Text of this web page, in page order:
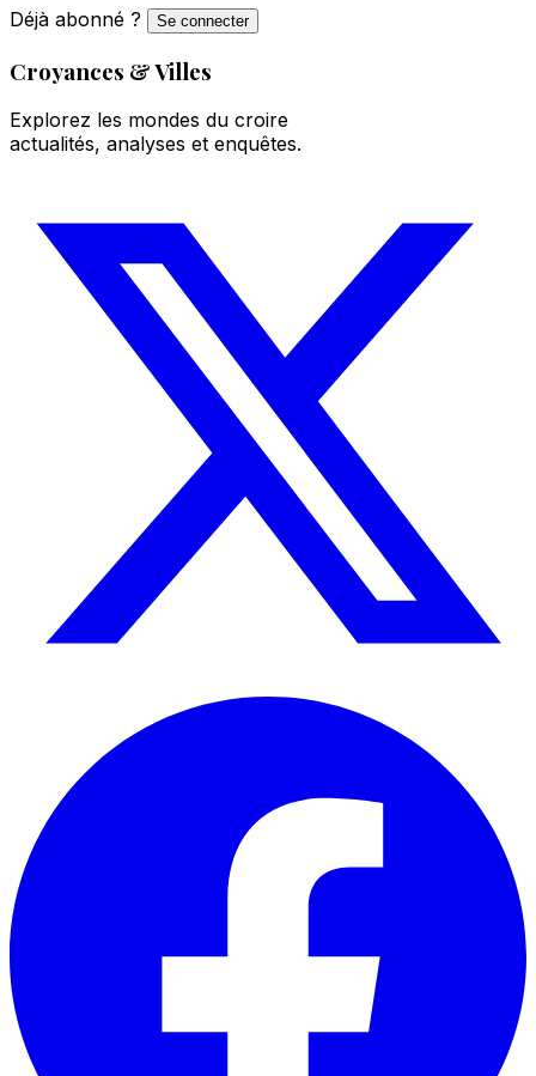
Déjà abonné ?
Se connecter
Croyances & Villes
Explorez les mondes du croire
actualités, analyses et enquêtes.